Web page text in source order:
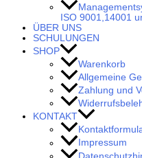
ISO 9001,14001
ÜBER UNS
SCHULUNGEN
SHOP
Warenkorb
Allgemeine
Zahlung und
KONTAKT
Impressum